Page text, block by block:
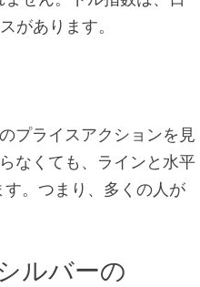
があります。
プライスアクションを見
なくても、ラインと水平
。つまり、多くの人が
ルバーの